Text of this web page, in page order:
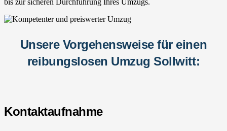
Unsere Vorgehensweise für einen
reibungslosen Umzug Sollwitt:
Kontaktaufnahme